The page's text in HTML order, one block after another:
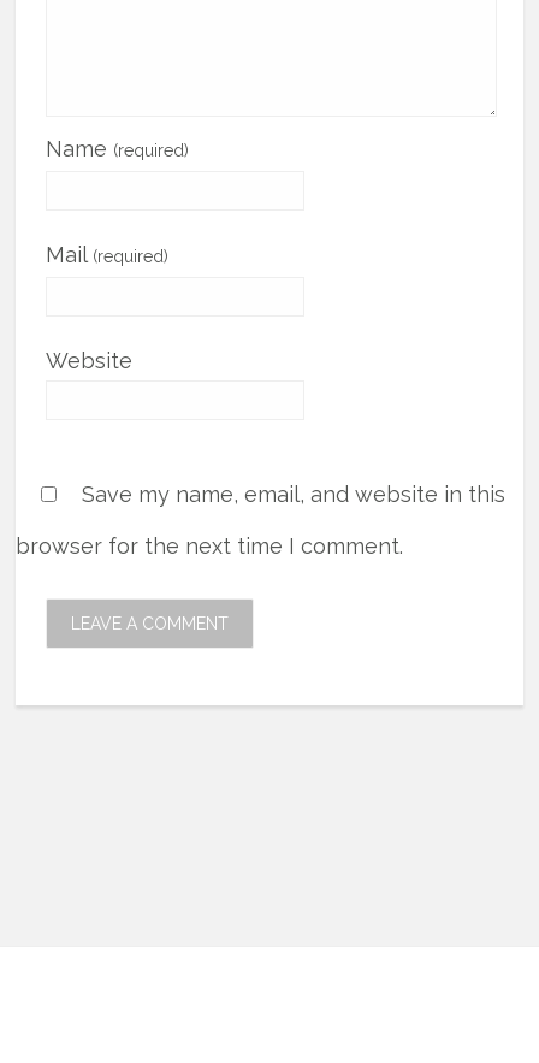
Name (required)
Mail (required)
Website
Save my name, email, and website in this
browser for the next time I comment.